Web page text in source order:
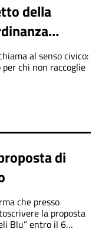
della
deiezioni
al senso civico:
chi non raccoglie
di
che presso
la proposta
Blu” entro il 6